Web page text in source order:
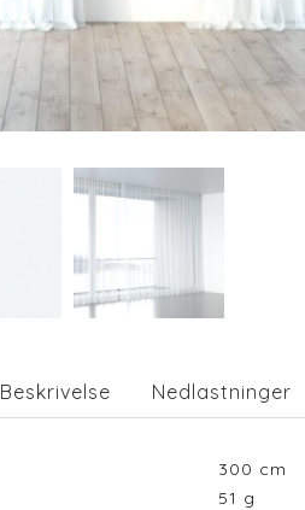
Beskrivelse Nedlastninger
300 cm
51 g